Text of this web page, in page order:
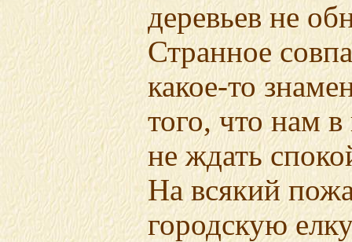
деревьев не
Странное
какое-то
того, что нам
не ждать
На всякий
городскую